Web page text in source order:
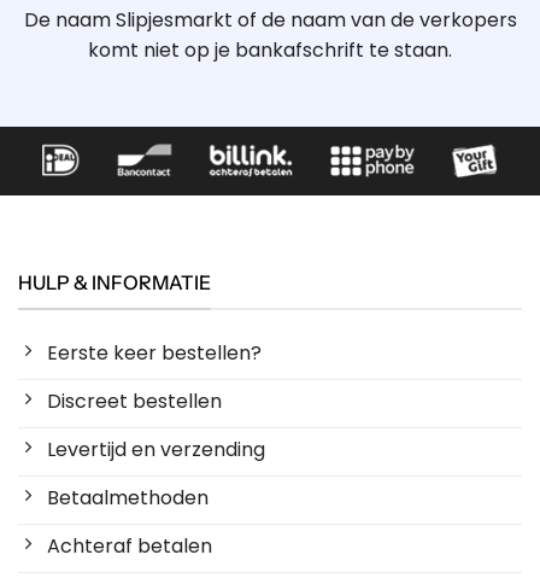
De naam Slipjesmarkt of de naam van de verkopers
komt niet op je bankafschrift te staan.
HULP & INFORMATIE
Eerste keer bestellen?
Discreet bestellen
Levertijd en verzending
Betaalmethoden
Achteraf betalen